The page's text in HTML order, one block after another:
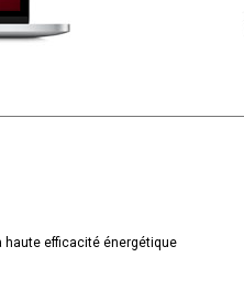
efficacité énergétique